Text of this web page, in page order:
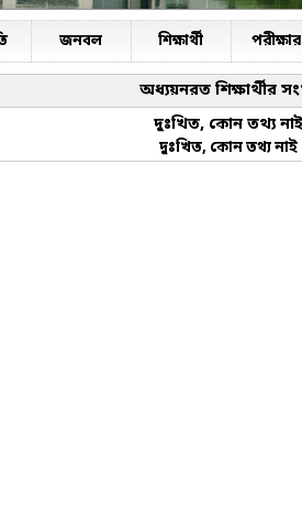
জনবল শিক্ষার্থী
অধ্যয়নরত শিক্ষার্থীর
দুঃখিত, কোন তথ্য
দুঃখিত, কোন তথ্য নাই